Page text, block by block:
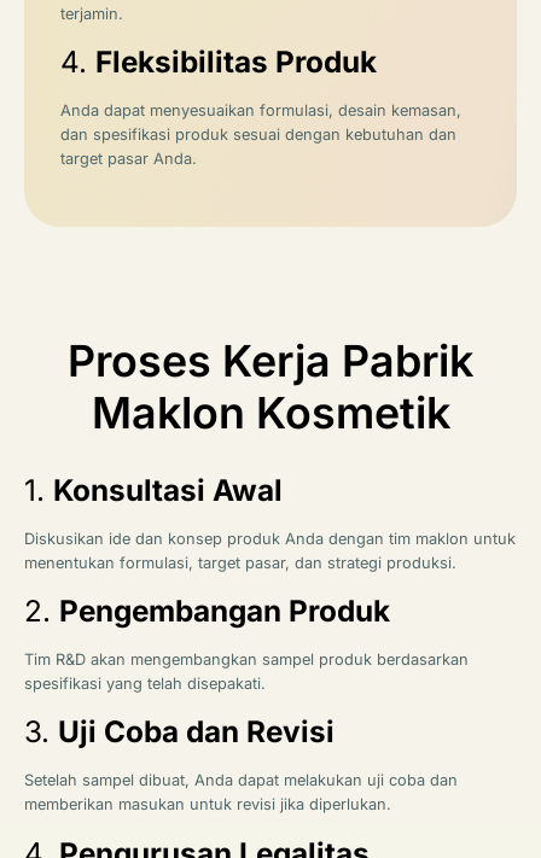
terjamin.
4. Fleksibilitas Produk
Anda dapat menyesuaikan formulasi, desain kemasan,
dan spesifikasi produk sesuai dengan kebutuhan dan
target pasar Anda.
Proses Kerja Pabrik
Maklon Kosmetik
1. Konsultasi Awal
Diskusikan ide dan konsep produk Anda dengan tim maklon untuk
menentukan formulasi, target pasar, dan strategi produksi.
2. Pengembangan Produk
Tim R&D akan mengembangkan sampel produk berdasarkan
spesifikasi yang telah disepakati.
3. Uji Coba dan Revisi
Setelah sampel dibuat, Anda dapat melakukan uji coba dan
memberikan masukan untuk revisi jika diperlukan.